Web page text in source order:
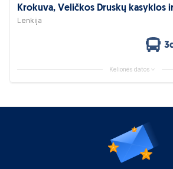
Krokuva, Veličkos Druskų kasyklos
Lenkija
Kelionės datos